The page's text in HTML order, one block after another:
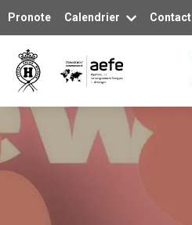
Pronote Calendrier Contact